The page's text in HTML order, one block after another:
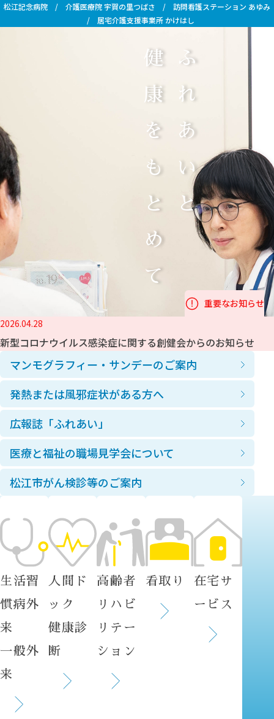
松江記念病院 / 介護医療院 宇賀の里つばさ / 訪問看護ステーション あゆみ
/ 居宅介護支援事業所 かけはし
ふれあいと
健康をもとめて
重要なお知らせ
2026.04.28
新型コロナウイルス感染症に関する創健会からのお知らせ
マンモグラフィー・サンデーのご案内
発熱または風邪症状がある方へ
広報誌「ふれあい」
医療と福祉の職場見学会について
松江市がん検診等のご案内
生活習
慣病外
来
一般外
来
人間ド
ック
健康診
断
高齢者
リハビ
リテー
ション
看取り
在宅サ
ービス